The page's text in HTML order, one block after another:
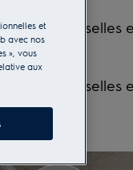
lave-vaisselles
lave-vaisselles
et
avec nos
», vous
aux